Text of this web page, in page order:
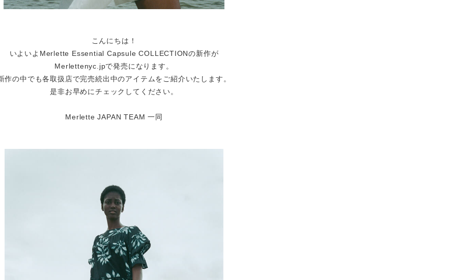
こんにちは！
いよいよMerlette Essential Capsule COLLECTIONの新作が
Merlettenyc.jpで発売になります。
作の中でも各取扱店で完売続出中のアイテムをご紹介いたします。
是非お早めにチェックしてください。
Merlette JAPAN TEAM 一同